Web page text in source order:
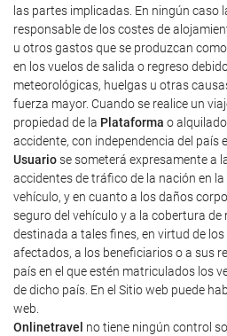
las partes implicadas. En ningún caso
responsable de los costes de
u otros gastos que se produzcan
en los vuelos de salida o regreso
meteorológicas, huelgas u otras
fuerza mayor. Cuando se realice un
propiedad de la Plataforma o
accidente, con independencia del país
Usuariose someterá expresamente a
accidentes de tráfico de la nación en
vehículo, y en cuanto a los daños
seguro del vehículo y a la cobertura de
destinada a tales fines, en virtud de
afectados, a los beneficiarios o a sus
país en el que estén matriculados los
de dicho país. En el Sitio web puede
web.
Onlinetravel no tiene ningún control